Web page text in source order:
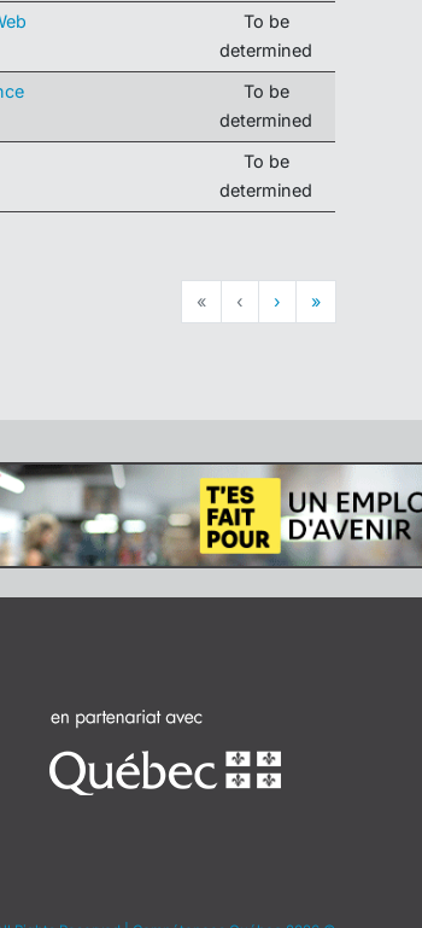
To be
determined
To be
determined
To be
determined
« ‹ › »